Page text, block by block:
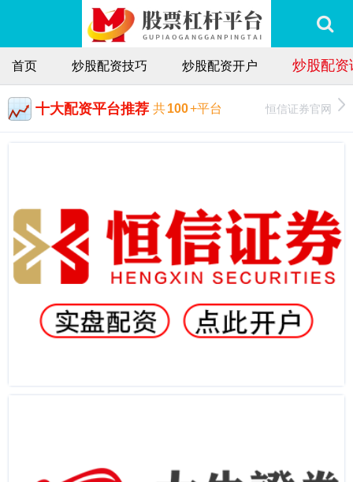
首页 炒股配资技巧 炒股配资开户 炒股配资
十大配资平台推荐 共100+平台 恒信证券官网